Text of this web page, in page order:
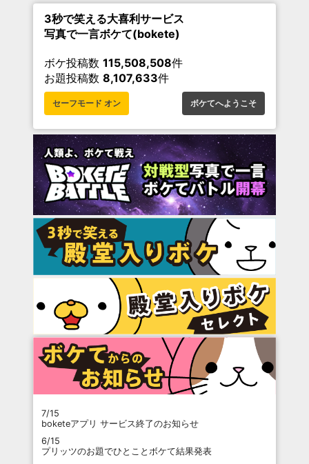
3秒で笑える大喜利サービス
写真で一言ボケて(bokete)
ボケ投稿数 115,508,508件
お題投稿数 8,107,633件
セーフモード オン ボケてへようこそ
7/15
boketeアプリ サービス終了のお知らせ
6/15
プリッツのお題でひとことボケて結果発表